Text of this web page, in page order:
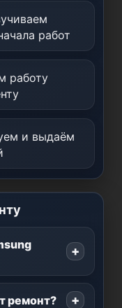
работ
работу
и выдаём
ремонт?